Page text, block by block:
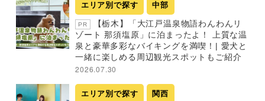
エリア別で探す 中部
PR
【栃木】「大江戸温泉物語わんわんリ
ゾート 那須塩原」に泊まったよ！ 上質な温
泉と豪華多彩なバイキングを満喫！| 愛犬と
一緒に楽しめる周辺観光スポットもご紹介
2026.07.30
エリア別で探す 関西